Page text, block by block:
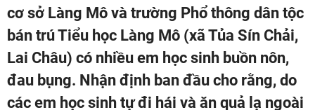
cơ sở Làng Mô và trường Phổ thông dân tộc
bán trú Tiểu học Làng Mô (xã Tủa Sín Chải,
Lai Châu) có nhiều em học sinh buồn nôn,
đau bụng. Nhận định ban đầu cho rằng, do
các em học sinh tự đi hái và ăn quả lạ ngoài